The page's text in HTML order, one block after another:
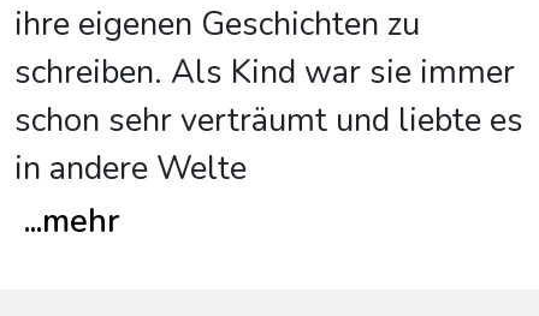
ihre eigenen Geschichten zu
schreiben. Als Kind war sie immer
schon sehr verträumt und liebte es
in andere Welte
...mehr